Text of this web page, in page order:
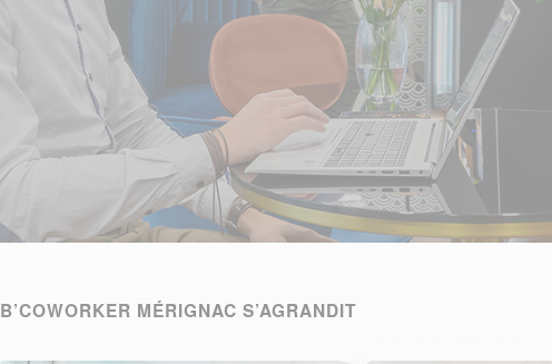
B’COWORKER MÉRIGNAC S’AGRANDIT